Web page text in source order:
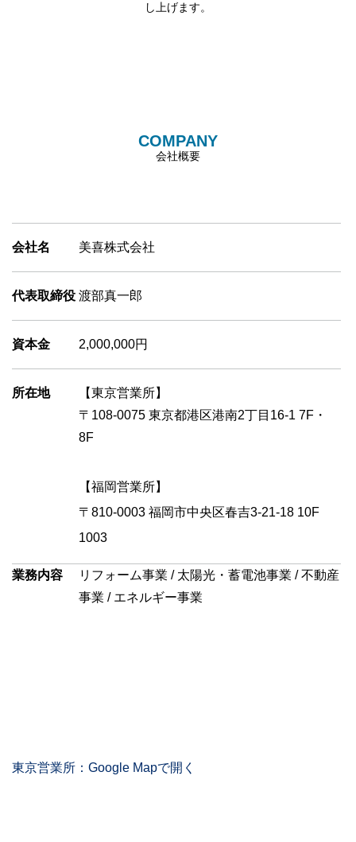
し上げます。
COMPANY
会社概要
会社名 美喜株式会社
代表取締役 渡部真一郎
資本金 2,000,000円
所在地
【東京営業所】
〒108-0075 東京都港区港南2丁目16-1 7F・
8F
【福岡営業所】
〒810-0003 福岡市中央区春吉3-21-18 10F
1003
業務内容
リフォーム事業 / 太陽光・蓄電池事業 / 不動産
事業 / エネルギー事業
東京営業所：Google Mapで開く